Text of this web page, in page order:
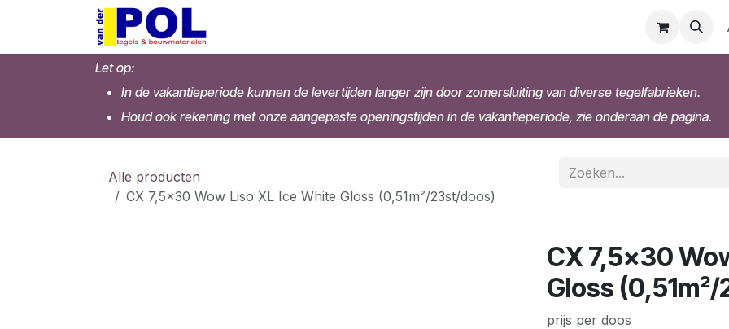
Overslaan naar inhoud
Let op:
In de vakantieperiode kunnen de levertijden langer zijn door zomersluiting van diverse tegelfabrieken.
Houd ook rekening met onze aangepaste openingstijden in de vakantieperiode, zie onderaan de pagina.
Alle producten
CX 7,5x30 Wow Liso XL Ice White Gloss (0,51m²/23st/doos)
CX 7,5x30
Gloss
prijs per doos